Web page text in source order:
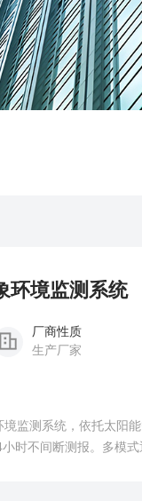
环境监测系统
厂商性质
生产厂家
境监测系统，依托太阳
时不间断测报。多模